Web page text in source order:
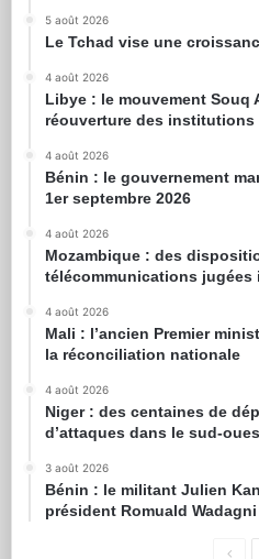
5 août 2026
Le Tchad vise une
4 août 2026
Libye : le mouvement Souq
réouverture des institutions
4 août 2026
Bénin : le gouvernement
1er septembre 2026
4 août 2026
Mozambique : des
télécommunications
4 août 2026
Mali : l’ancien Premier
la réconciliation nationale
4 août 2026
Niger : des centaines de
d’attaques dans le sud-
3 août 2026
Bénin : le militant Julien
président Romuald Wadagni